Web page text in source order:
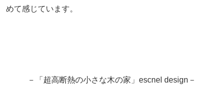
めて感じています。
－「超高断熱の小さな木の家」escnel design－